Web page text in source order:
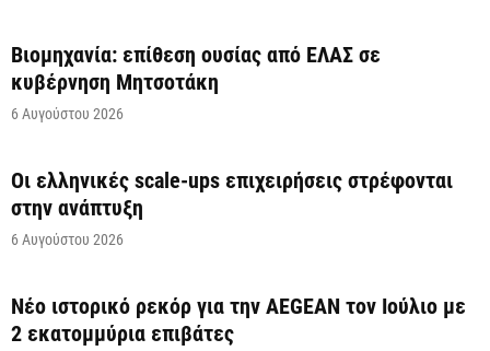
Βιομηχανία: επίθεση ουσίας από ΕΛΑΣ σε
κυβέρνηση Μητσοτάκη
6 Αυγούστου 2026
Οι ελληνικές scale-ups επιχειρήσεις στρέφονται
στην ανάπτυξη
6 Αυγούστου 2026
Νέο ιστορικό ρεκόρ για την AEGEAN τον Ιούλιο με
2 εκατομμύρια επιβάτες